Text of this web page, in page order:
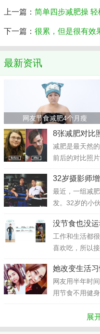
上一篇： 简单四步减肥操
下一篇： 很累，但是很有效
最新资讯
网友节食减肥4个月瘦
8张减肥对比
减肥是最天然
前后的对比照
32岁摄影师
最近，一组减
发。32岁的小
没节食也没
工作和生活都
喜欢吃，所以
她改变生活
网友用半年时
用节食不用健
展